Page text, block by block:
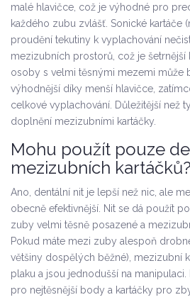
malé hlavičce, což je výhodné pro
každého zubu zvlášť. Sonické kartáče
proudění tekutiny k vyplachování
mezizubních prostorů, což je šetrnější
osoby s velmi těsnými mezemi může
výhodnější díky menší hlavičce,
celkové vyplachování. Důležitější než
doplnění mezizubními kartáčky.
Mohu použít pouze
mezizubních kartáčků?
Ano, dentální nit je lepší než nic, ale
obecně efektivnější. Nit se dá použít
zuby velmi těsně posazené a
Pokud máte mezi zuby alespoň
většiny dospělých běžné), mezizubní
plaku a jsou jednodušší na
pro nejtěsnější body a kartáčky pro